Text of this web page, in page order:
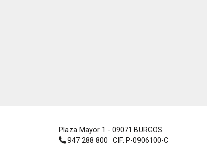
Plaza Mayor 1 - 09071 BURGOS
947 288 800
CIF: P-0906100-C